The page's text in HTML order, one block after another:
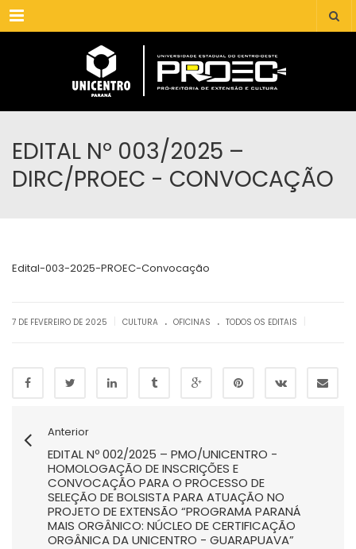
Menu
EDITAL Nº 003/2025 –
DIRC/PROEC - CONVOCAÇÃO
Edital-003-2025-PROEC-Convocação
7 DE FEVEREIRO DE 2025 CULTURA . OFICINAS . TODOS OS EDITAIS
Anterior
EDITAL Nº 002/2025 – PMO/UNICENTRO -
HOMOLOGAÇÃO DE INSCRIÇÕES E
CONVOCAÇÃO PARA O PROCESSO DE
SELEÇÃO DE BOLSISTA PARA ATUAÇÃO NO
PROJETO DE EXTENSÃO “PROGRAMA PARANÁ
MAIS ORGÂNICO: NÚCLEO DE CERTIFICAÇÃO
ORGÂNICA DA UNICENTRO - GUARAPUAVA”